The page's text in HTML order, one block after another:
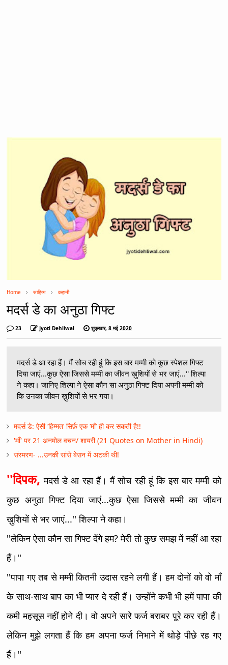
Home साहित्य कहानी
मदर्स डे का अनुठा गिफ्ट
23 Jyoti Dehliwal शुक्रवार, 8 मई 2020
मदर्स डे आ रहा हैं। मैं सोच रही हूं कि इस बार मम्मी को कुछ स्पेशल गिफ्ट
दिया जाएं...कुछ ऐसा जिससे मम्मी का जीवन ख़ुशियों से भर जाएं...'' शिल्पा
ने कहा। जानिए शिल्पा ने ऐसा कौन सा अनुठा गिफ्ट दिया अपनी मम्मी को
कि उनका जीवन ख़ुशियों से भर गया।
मदर्स डे: ऐसी ‘हिम्मत’ सिर्फ़ एक ‘माँ’ ही कर सकती है!!
'माँ' पर 21 अनमोल वचन/ शायरी (21 Quotes on Mother in Hindi)
संस्मरण- ...उनकी सांसे बेसन में अटकी थी!
''दिपक, मदर्स डे आ रहा हैं। मैं सोच रही हूं कि इस बार मम्मी को
कुछ अनुठा गिफ्ट दिया जाएं...कुछ ऐसा जिससे मम्मी का जीवन
ख़ुशियों से भर जाएं...'' शिल्पा ने कहा।
''लेकिन ऐसा कौन सा गिफ्ट देंगे हम? मेरी तो कुछ समझ में नहीं आ रहा
हैं।''
''पापा गए तब से मम्मी कितनी उदास रहने लगी हैं। हम दोनों को वो माँ
के साथ-साथ बाप का भी प्यार दे रही हैं। उन्होंने कभी भी हमें पापा की
कमी महसूस नहीं होने दी। वो अपने सारे फर्ज बराबर पूरे कर रही हैं।
लेकिन मुझे लगता हैं कि हम अपना फर्ज निभाने में थोड़े पीछे रह गए
हैं।''